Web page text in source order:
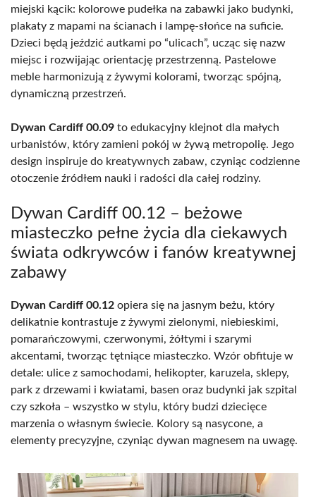
miejski kącik: kolorowe pudełka na zabawki jako budynki,
plakaty z mapami na ścianach i lampę-słońce na suficie.
Dzieci będą jeździć autkami po “ulicach”, ucząc się nazw
miejsc i rozwijając orientację przestrzenną. Pastelowe
meble harmonizują z żywymi kolorami, tworząc spójną,
dynamiczną przestrzeń.
Dywan Cardiff 00.09 to edukacyjny klejnot dla małych
urbanistów, który zamieni pokój w żywą metropolię. Jego
design inspiruje do kreatywnych zabaw, czyniąc codzienne
otoczenie źródłem nauki i radości dla całej rodziny.
Dywan Cardiff 00.12 – beżowe
miasteczko pełne życia dla ciekawych
świata odkrywców i fanów kreatywnej
zabawy
Dywan Cardiff 00.12 opiera się na jasnym beżu, który
delikatnie kontrastuje z żywymi zielonymi, niebieskimi,
pomarańczowymi, czerwonymi, żółtymi i szarymi
akcentami, tworząc tętniące miasteczko. Wzór obfituje w
detale: ulice z samochodami, helikopter, karuzela, sklepy,
park z drzewami i kwiatami, basen oraz budynki jak szpital
czy szkoła – wszystko w stylu, który budzi dziecięce
marzenia o własnym świecie. Kolory są nasycone, a
elementy precyzyjne, czyniąc dywan magnesem na uwagę.